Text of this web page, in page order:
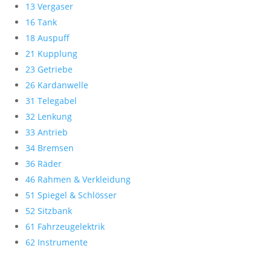
13 Vergaser
16 Tank
18 Auspuff
21 Kupplung
23 Getriebe
26 Kardanwelle
31 Telegabel
32 Lenkung
33 Antrieb
34 Bremsen
36 Räder
46 Rahmen & Verkleidung
51 Spiegel & Schlösser
52 Sitzbank
61 Fahrzeugelektrik
62 Instrumente